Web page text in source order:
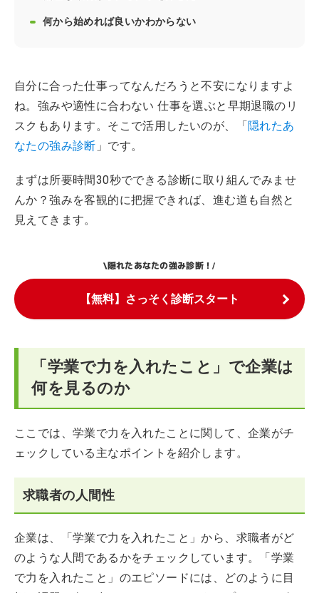
何から始めれば良いかわからない
自分に合った仕事ってなんだろうと不安になりますよ
ね。強みや適性に合わない 仕事を選ぶと早期退職のリ
スクもあります。そこで活用したいのが、「隠れたあ
なたの強み診断 」です。
まずは所要時間30秒でできる診断に取り組んでみませ
んか？強みを客観的に把握できれば、進む道も自然と
見えてきます。
\隠れたあなたの強み診断！/
【無料】さっそく診断スタート
「学業で力を入れたこと」で企業は
何を見るのか
ここでは、学業で力を入れたことに関して、企業がチ
ェックしている主なポイントを紹介します。
求職者の人間性
企業は、「学業で力を入れたこと」から、求職者がど
のような人間であるかをチェックしています。「学業
で力を入れたこと」のエピソードには、どのように目